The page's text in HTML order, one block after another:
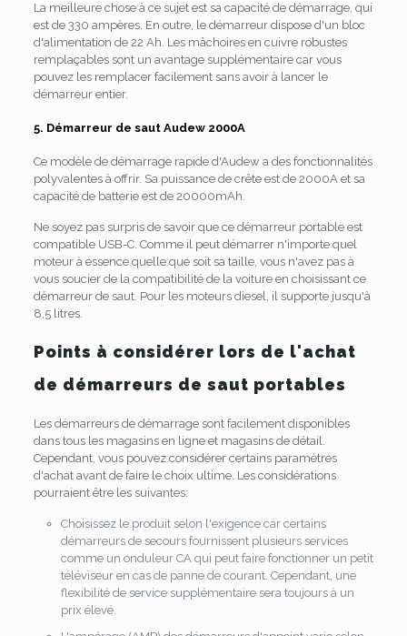
La meilleure chose à ce sujet est sa capacité de démarrage, qui
est de 330 ampères. En outre, le démarreur dispose d'un bloc
d'alimentation de 22 Ah. Les mâchoires en cuivre robustes
remplaçables sont un avantage supplémentaire car vous
pouvez les remplacer facilement sans avoir à lancer le
démarreur entier.
5. Démarreur de saut Audew 2000A
Ce modèle de démarrage rapide d'Audew a des fonctionnalités
polyvalentes à offrir. Sa puissance de crête est de 2000A et sa
capacité de batterie est de 20000mAh.
Ne soyez pas surpris de savoir que ce démarreur portable est
compatible USB-C. Comme il peut démarrer n'importe quel
moteur à essence quelle que soit sa taille, vous n'avez pas à
vous soucier de la compatibilité de la voiture en choisissant ce
démarreur de saut. Pour les moteurs diesel, il supporte jusqu'à
8,5 litres.
Points à considérer lors de l'achat
de démarreurs de saut portables
Les démarreurs de démarrage sont facilement disponibles
dans tous les magasins en ligne et magasins de détail.
Cependant, vous pouvez considérer certains paramètres
d'achat avant de faire le choix ultime. Les considérations
pourraient être les suivantes:
Choisissez le produit selon l'exigence car certains
démarreurs de secours fournissent plusieurs services
comme un onduleur CA qui peut faire fonctionner un petit
téléviseur en cas de panne de courant. Cependant, une
flexibilité de service supplémentaire sera toujours à un
prix élevé.